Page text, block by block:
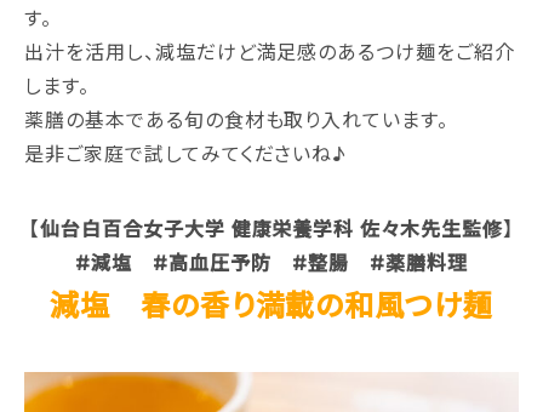
す。
出汁を活用し、減塩だけど満足感のあるつけ麺をご紹介
します。
薬膳の基本である旬の食材も取り入れています。
是非ご家庭で試してみてくださいね♪
【仙台白百合女子大学 健康栄養学科 佐々木先生監修】
#減塩 #高血圧予防 #整腸 #薬膳料理
減塩 春の香り満載の和風つけ麺